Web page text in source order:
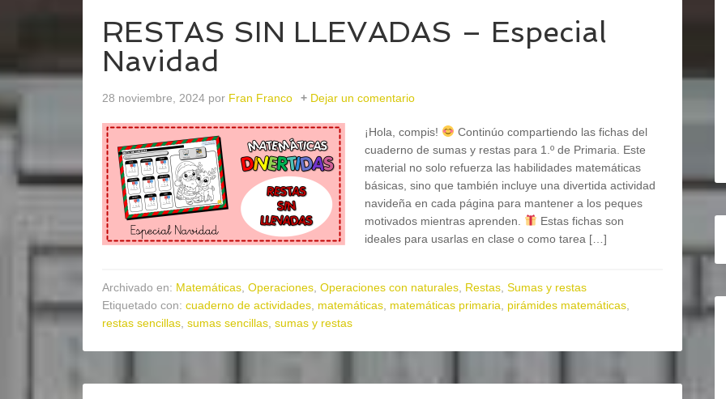
RESTAS SIN LLEVADAS – Especial
Navidad
28 noviembre, 2024 por Fran Franco Dejar un comentario
¡Hola, compis!
Continúo compartiendo las fichas del
cuaderno de sumas y restas para 1.º de Primaria. Este
material no solo refuerza las habilidades matemáticas
básicas, sino que también incluye una divertida actividad
navideña en cada página para mantener a los peques
motivados mientras aprenden.
Estas fichas son
ideales para usarlas en clase o como tarea […]
Archivado en: Matemáticas Operaciones Operaciones con naturales Restas Sumas y restas
Etiquetado con: cuaderno de actividades matemáticas matemáticas primaria pirámides matemáticas
restas sencillas sumas sencillas sumas y restas